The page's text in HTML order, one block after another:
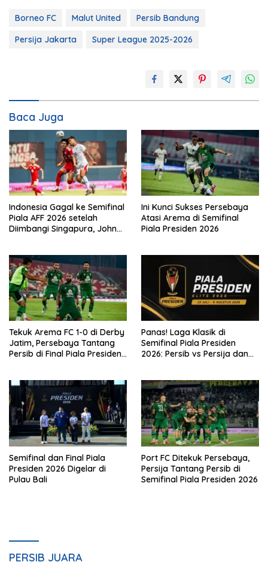
Borneo FC Malut United
Persib Bandung
Persija Jakarta
Super League 2025-2026
Baca Juga
Indonesia Gagal ke Semifinal
Piala AFF 2026 setelah
Diimbangi Singapura, John
Ini Kunci Sukses Persebaya
Atasi Arema di Semifinal
Piala Presiden 2026
Tekuk Arema FC 1-0 di Derby
Jatim, Persebaya Tantang
Persib di Final Piala Presiden
Panas! Laga Klasik di
Semifinal Piala Presiden
2026: Persib vs Persija dan
Semifinal dan Final Piala
Presiden 2026 Digelar di
Pulau Bali
Port FC Ditekuk Persebaya,
Persija Tantang Persib di
Semifinal Piala Presiden 2026
PERSIB JUARA